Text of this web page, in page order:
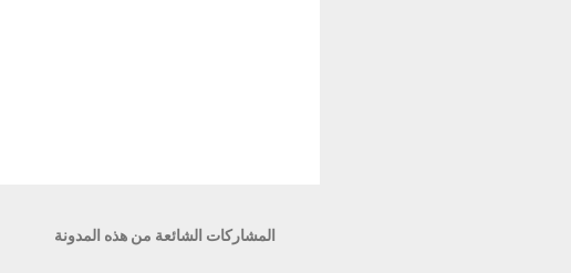
المشاركات الشائعة من هذه المدونة